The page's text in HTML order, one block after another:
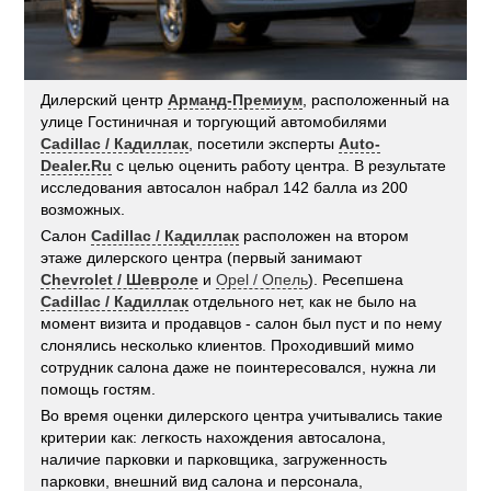
Дилерский центрАрманд-Премиум , расположенный на
улице Гостиничная и торгующий автомобилями
Cadillac / Кадиллак , посетили экспертыAuto-
Dealer.Ru с целью оценить работу центра. В результате
исследования автосалон набрал 142 балла из 200
возможных.
СалонCadillac / Кадиллак расположен на втором
этаже дилерского центра (первый занимают
Chevrolet / Шевроле иOpel / Опель). Ресепшена
Cadillac / Кадиллак отдельного нет, как не было на
момент визита и продавцов - салон был пуст и по нему
слонялись несколько клиентов. Проходивший мимо
сотрудник салона даже не поинтересовался, нужна ли
помощь гостям.
Во время оценки дилерского центра учитывались такие
критерии как: легкость нахождения автосалона,
наличие парковки и парковщика, загруженность
парковки, внешний вид салона и персонала,